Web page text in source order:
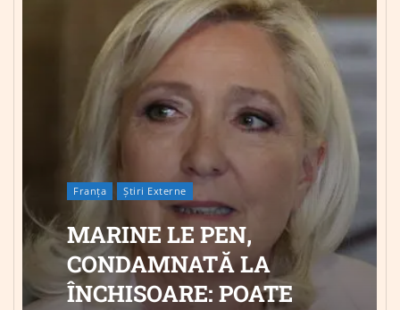
Franța Știri Externe
MARINE LE PEN,
CONDAMNATĂ LA
ÎNCHISOARE: POATE